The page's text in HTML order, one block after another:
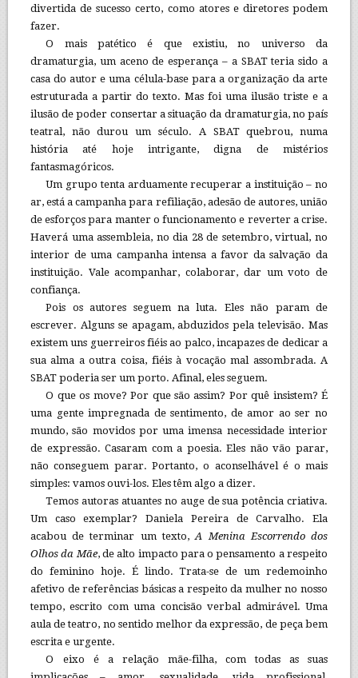
divertida de sucesso certo, como atores e diretores podem
fazer.
O mais patético é que existiu, no universo da
dramaturgia, um aceno de esperança – a SBAT teria sido a
casa do autor e uma célula-base para a organização da arte
estruturada a partir do texto. Mas foi uma ilusão triste e a
ilusão de poder consertar a situação da dramaturgia, no país
teatral, não durou um século. A SBAT quebrou, numa
história até hoje intrigante, digna de mistérios
fantasmagóricos.
Um grupo tenta arduamente recuperar a instituição – no
ar, está a campanha para refiliação, adesão de autores, união
de esforços para manter o funcionamento e reverter a crise.
Haverá uma assembleia, no dia 28 de setembro, virtual, no
interior de uma campanha intensa a favor da salvação da
instituição. Vale acompanhar, colaborar, dar um voto de
confiança.
Pois os autores seguem na luta. Eles não param de
escrever. Alguns se apagam, abduzidos pela televisão. Mas
existem uns guerreiros fiéis ao palco, incapazes de dedicar a
sua alma a outra coisa, fiéis à vocação mal assombrada. A
SBAT poderia ser um porto. Afinal, eles seguem.
O que os move? Por que são assim? Por quê insistem? É
uma gente impregnada de sentimento, de amor ao ser no
mundo, são movidos por uma imensa necessidade interior
de expressão. Casaram com a poesia. Eles não vão parar,
não conseguem parar. Portanto, o aconselhável é o mais
simples: vamos ouvi-los. Eles têm algo a dizer.
Temos autoras atuantes no auge de sua potência criativa.
Um caso exemplar? Daniela Pereira de Carvalho. Ela
acabou de terminar um texto,A Menina Escorrendo dos
Olhos da Mãe, de alto impacto para o pensamento a respeito
do feminino hoje. É lindo. Trata-se de um redemoinho
afetivo de referências básicas a respeito da mulher no nosso
tempo, escrito com uma concisão verbal admirável. Uma
aula de teatro, no sentido melhor da expressão, de peça bem
escrita e urgente.
O eixo é a relação mãe-filha, com todas as suas